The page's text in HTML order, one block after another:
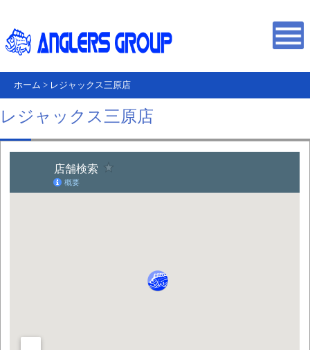
ホーム > レジャックス三原店
レジャックス三原店